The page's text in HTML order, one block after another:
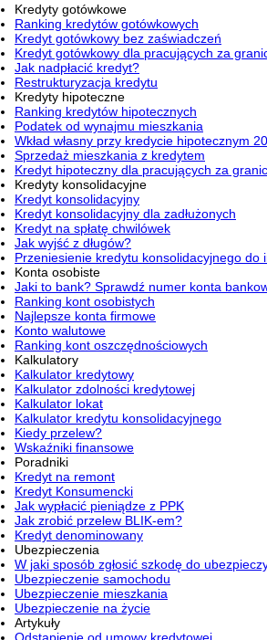
Kredyty gotówkowe
Ranking kredytów gotówkowych
Kredyt gotówkowy bez zaświadczeń
Kredyt gotówkowy dla pracujących za
Jak nadpłacić kredyt?
Restrukturyzacja kredytu
Kredyty hipoteczne
Ranking kredytów hipotecznych
Podatek od wynajmu mieszkania
Wkład własny przy kredycie hipotecznym
Sprzedaż mieszkania z kredytem
Kredyt hipoteczny dla pracujących za
Kredyty konsolidacyjne
Kredyt konsolidacyjny
Kredyt konsolidacyjny dla zadłużonych
Kredyt na spłatę chwilówek
Jak wyjść z długów?
Przeniesienie kredytu konsolidacyjnego do
Konta osobiste
Jaki to bank? Sprawdź numer konta
Ranking kont osobistych
Najlepsze konta firmowe
Konto walutowe
Ranking kont oszczędnościowych
Kalkulatory
Kalkulator kredytowy
Kalkulator zdolności kredytowej
Kalkulator lokat
Kalkulator kredytu konsolidacyjnego
Kiedy przelew?
Wskaźniki finansowe
Poradniki
Kredyt na remont
Kredyt Konsumencki
Jak wypłacić pieniądze z PPK
Jak zrobić przelew BLIK-em?
Kredyt denominowany
Ubezpieczenia
W jaki sposób zgłosić szkodę do
Ubezpieczenie samochodu
Ubezpieczenie mieszkania
Ubezpieczenie na życie
Artykuły